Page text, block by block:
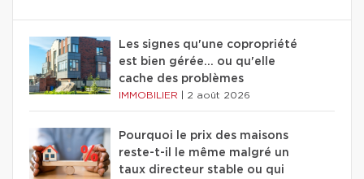
Les signes qu'une copropriété
est bien gérée… ou qu'elle
cache des problèmes
IMMOBILIER 2 août 2026
Pourquoi le prix des maisons
reste-t-il le même malgré un
taux directeur stable ou qui